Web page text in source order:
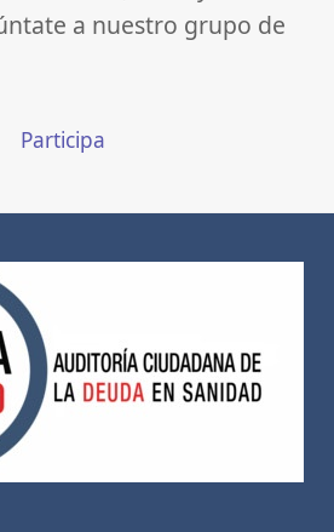
a nuestro grupo de
Participa